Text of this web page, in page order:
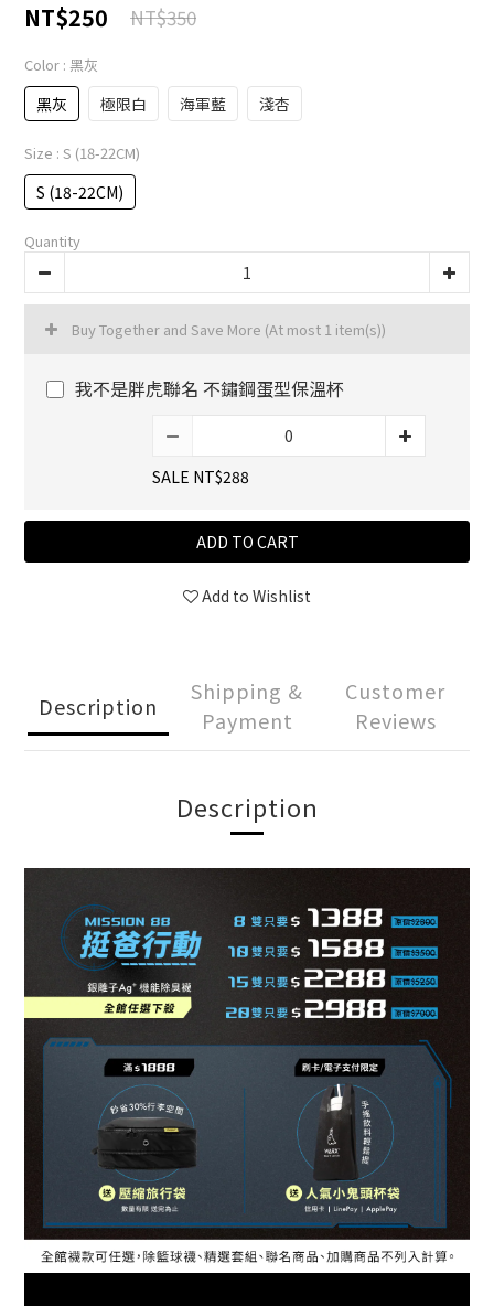
NT$250 NT$350
Color : 黑灰
黑灰 極限白 海軍藍 淺杏
Size : S (18-22CM)
S (18-22CM)
Quantity
Buy Together and Save More (At most 1 item(s))
我不是胖虎聯名 不鏽鋼蛋型保溫杯
SALE NT$288
ADD TO CART
Add to Wishlist
Description
Shipping &
Payment
Customer
Reviews
Description